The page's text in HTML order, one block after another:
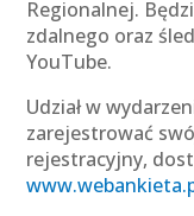
Regionalnej.
zdalnego oraz
YouTube.
Udział w
zarejestrować
rejestracyjny,